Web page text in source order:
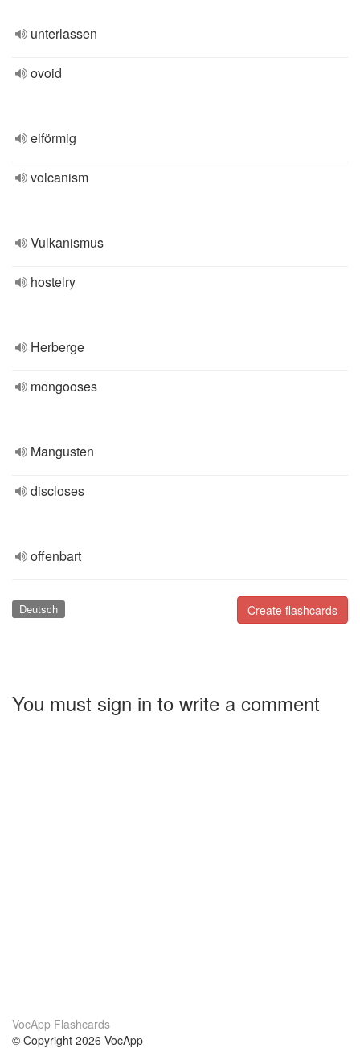
unterlassen
ovoid
eiförmig
volcanism
Vulkanismus
hostelry
Herberge
mongooses
Mangusten
discloses
offenbart
Create flashcards
Deutsch
You must sign in to write a comment
VocApp Flashcards
© Copyright 2026 VocApp